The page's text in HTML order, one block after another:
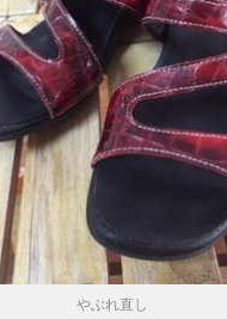
やぶれ直し